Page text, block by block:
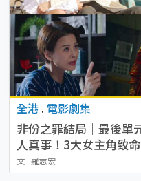
全港 . 電影劇集
非份之罪結局｜最後單
人真事！3大女主角致
文 : 羅志宏